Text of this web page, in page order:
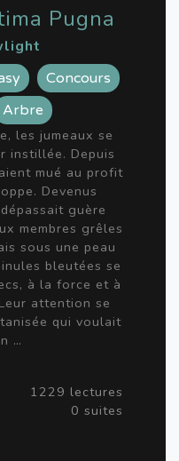
Pugna
Concours
Arbre
les jumeaux se
instillée. Depuis
mué au profit
Devenus
guère
membres grêles
sous une peau
bleutées se
à la force et à
attention se
qui voulait
…
1229 lectures
0 suites